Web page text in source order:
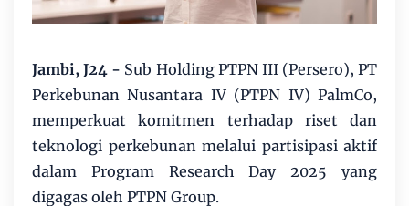
Jambi, J24 - Sub Holding PTPN III (Persero), PT
Perkebunan Nusantara IV (PTPN IV) PalmCo,
memperkuat komitmen terhadap riset dan
teknologi perkebunan melalui partisipasi aktif
dalam Program Research Day 2025 yang
digagas oleh PTPN Group.